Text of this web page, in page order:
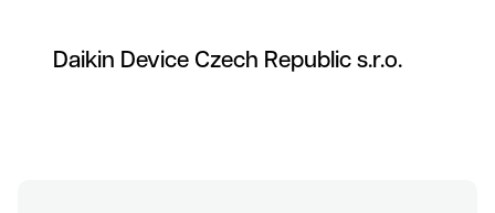
Daikin Device Czech Republic s.r.o.